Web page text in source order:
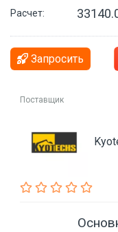
Расчет:
Запросить
Поставщик